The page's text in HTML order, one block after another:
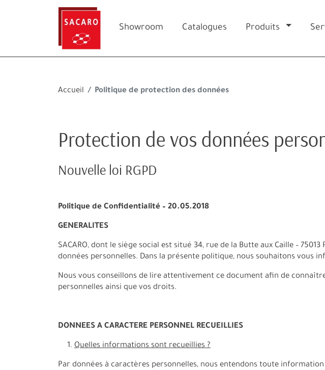
Accueil Politique de protection des données
Protection de vos données
Nouvelle loi RGPD
Politique de Confidentialité – 20.05.2018
GENERALITES
SACARO, dont le siège social est situé 34, rue de la Butte aux Caille –
données personnelles. Dans la présente politique, nous souhaitons vous
Nous vous conseillons de lire attentivement ce document afin de
personnelles ainsi que vos droits.
DONNEES A CARACTERE PERSONNEL RECUEILLIES
Quelles informations sont recueillies ?
Par données à caractères personnelles, nous entendons toute
Showroom Catalogues Produits